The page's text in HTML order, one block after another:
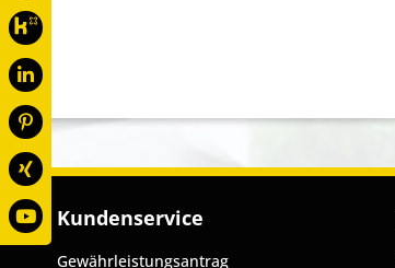
Kundenservice
Gewährleistungsantrag